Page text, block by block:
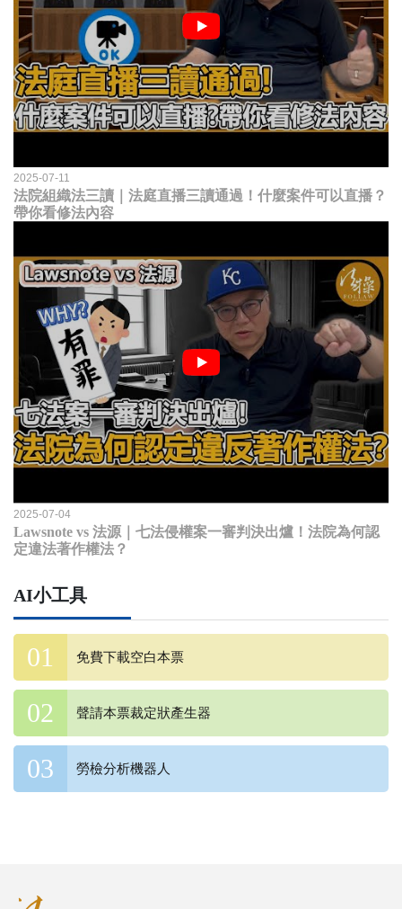
2025-07-11
法院組織法三讀｜法庭直播三讀通過！什麼案件可以直播？
帶你看修法內容
2025-07-04
Lawsnote vs 法源｜七法侵權案一審判決出爐！法院為何認
定違法著作權法？
AI小工具
免費下載空白本票
聲請本票裁定狀產生器
勞檢分析機器人